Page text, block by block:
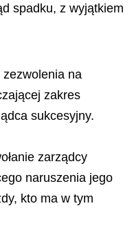
spadku, z wyjątkiem
na
zakres
sukcesyjny.
zarządcy
naruszenia jego
kto ma w tym